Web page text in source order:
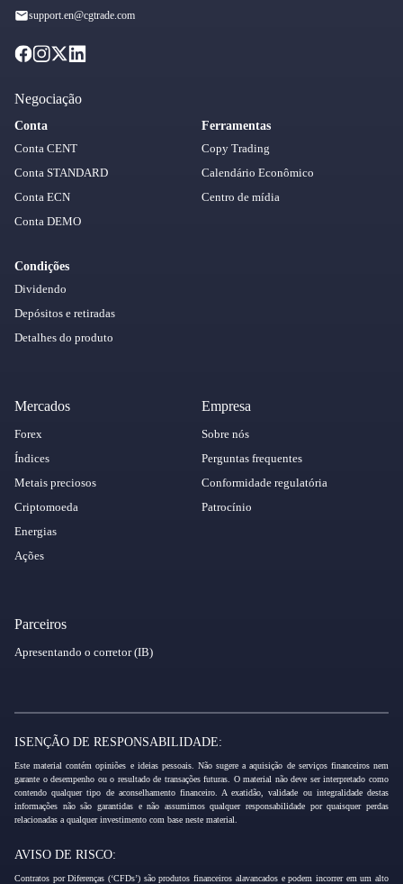
support.en@cgtrade.com
Negociação
Conta
Conta CENT
Conta STANDARD
Conta ECN
Conta DEMO
Condições
Dividendo
Depósitos e retiradas
Detalhes do produto
Ferramentas
Copy Trading
Calendário Econômico
Centro de mídia
Mercados
Forex
Índices
Metais preciosos
Criptomoeda
Energias
Ações
Empresa
Sobre nós
Perguntas frequentes
Conformidade regulatória
Patrocínio
Parceiros
Apresentando o corretor (IB)
ISENÇÃO DE RESPONSABILIDADE:
Este material contém opiniões e ideias pessoais. Não sugere a aquisição de serviços financeiros nem
garante o desempenho ou o resultado de transações futuras. O material não deve ser interpretado como
contendo qualquer tipo de aconselhamento financeiro. A exatidão, validade ou integralidade destas
informações não são garantidas e não assumimos qualquer responsabilidade por quaisquer perdas
relacionadas a qualquer investimento com base neste material.
AVISO DE RISCO:
Contratos por Diferenças (‘CFDs’) são produtos financeiros alavancados e podem incorrer em um alto